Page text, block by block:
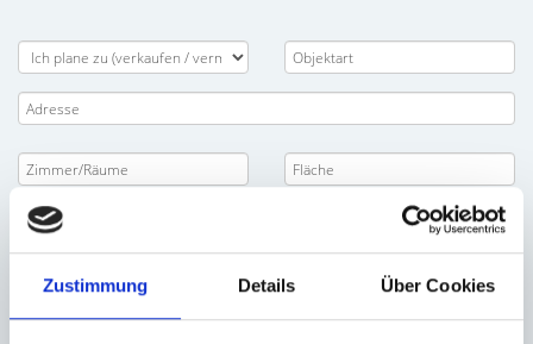
Zustimmung Details Über Cookies